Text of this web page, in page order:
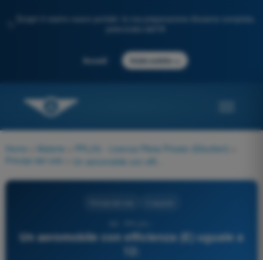
Scopri il nostro nuovo portale: la tua preparazione d'esame completa,
Accedi Inizia subito
Home Materie PPL(H) - Licenza Pilota Privato (Elicotteri)
Principi del volo
Un aeromobile con efficienza (E) uguale a
12: